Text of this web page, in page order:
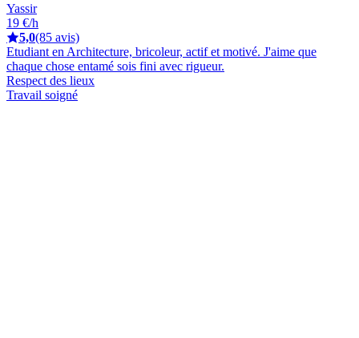
Yassir
19 €/h
5,0(85 avis)
Etudiant en Architecture, bricoleur, actif et motivé. J'aime que
chaque chose entamé sois fini avec rigueur.
Respect des lieux
Travail soigné